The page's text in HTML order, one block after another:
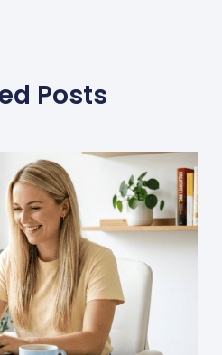
Posts